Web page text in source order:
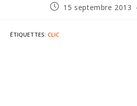
Publication
15 septembre 2013
ÉTIQUETTES: CLIC